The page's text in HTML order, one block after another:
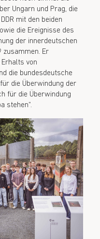
Ungarn und Prag, die
mit den beiden
die Ereignisse des
der innerdeutschen
zusammen. Er
von
die bundesdeutsche
die Überwindung der
für die Überwindung
stehen“.